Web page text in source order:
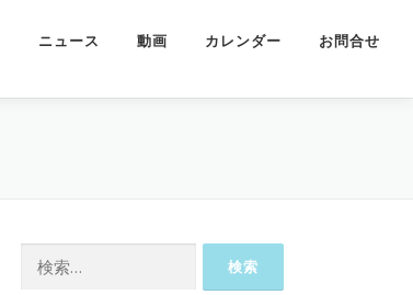
ニュース 動画 カレンダー お問合せ